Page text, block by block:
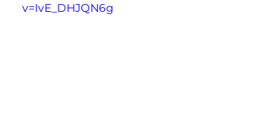
v=IvE_DHJQN6g